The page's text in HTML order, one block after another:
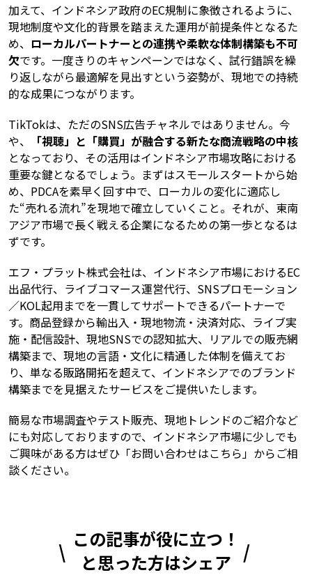
加えて、インドネシア政府のEC規制に象徴されるように、
現地制度や文化的背景を踏まえた運用が前提条件となるた
め、 ローカルパートナーとの連携や柔軟な体制構築も不可
欠です。一度きりのキャンペーンではなく、試行錯誤を繰
り返しながら最適解を見出すという姿勢が、現地での持続
的な成果につながります。
TikTokは、ただのSNS広告チャネルではありません。今
や、
「視聴」と「購買」が融合する新たな商流戦略の中核
となっており、その活用はインドネシア市場攻略における
重要な鍵となるでしょう。まずはスモールスタートから始
め、PDCAを素早く回す中で、ローカルの変化に適応し
た“売れる流れ”を現地で確立していくこと。それが、東南
アジア市場で長く戦える企業になるための第一歩となるは
ずです。
エフ・プラット株式会社は、インドネシア市場におけるEC
出品代行、ライブコマース運営代行、SNSプロモーション
／KOL起用までを一貫してサポートできるパートナーで
す。商品登録から輸出入・現地物流・決済対応、ライブ実
施・配信設計、現地SNSでの認知拡大、リアルでの販売網
構築まで、現地の言語・文化に精通した体制を備えてお
り、単なる販路開拓を超えて、インドネシアでのブランド
構築までを見据えたサービスをご提供いたします。
簡易な市場調査やテスト販売、現地トレンドのご紹介など
にも対応しておりますので、インドネシア市場に少しでも
ご興味がある方はぜひ「お問い合わせはこちら」からご相
談ください。
この記事が役に立つ！
と思った方はシェア